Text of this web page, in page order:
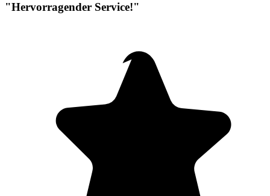
"Hervorragender Service!"